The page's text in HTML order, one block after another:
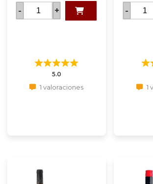
- +
5.0
1 valoraciones
-
1